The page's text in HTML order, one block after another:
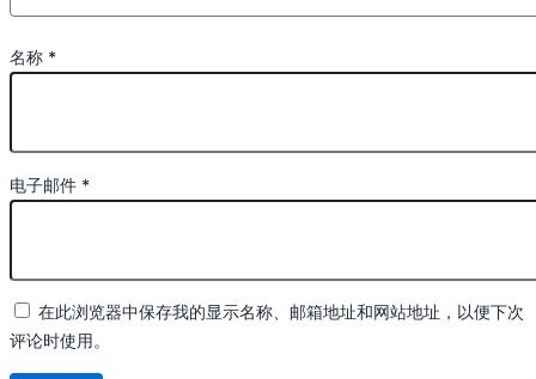
名称 *
电子邮件 *
在此浏览器中保存我的显示名称、邮箱地址和网站地址，以便下次
评论时使用。